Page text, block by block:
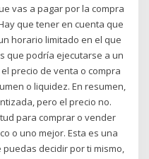
vas a pagar por la compra
que tener en cuenta que
horario limitado en el que
que podría ejecutarse a un
precio de venta o compra
o liquidez. En resumen,
pero el precio no.
para comprar o vender
o uno mejor. Esta es una
decidir por ti mismo,